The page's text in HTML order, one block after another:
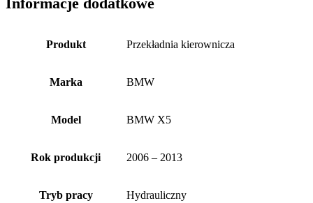
Produkt Przekładnia kierownicza
Marka BMW
Model BMW X5
Rok produkcji 2006 – 2013
Tryb pracy Hydrauliczny